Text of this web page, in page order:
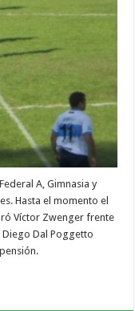
A, Gimnasia y
Hasta el momento el
Víctor Zwenger frente
Diego Dal Poggetto